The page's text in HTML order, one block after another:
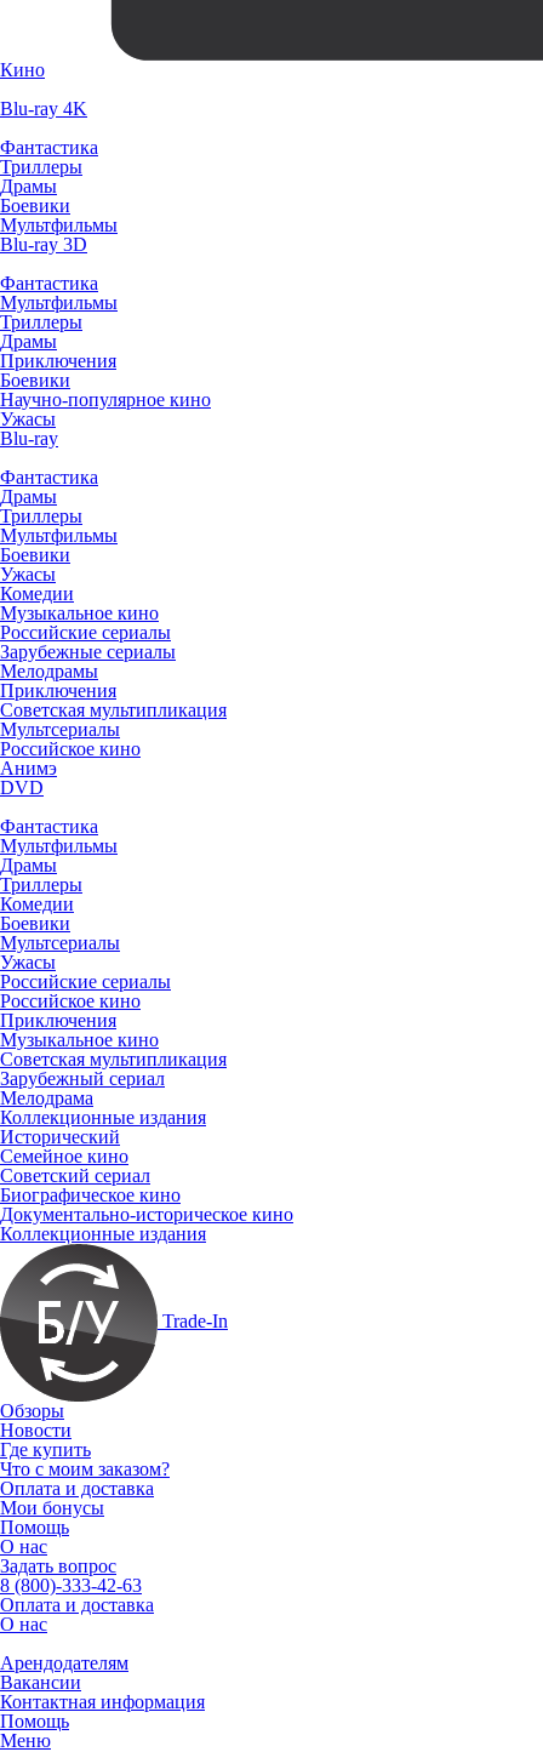
Кино
Blu-ray 4K
Фантастика
Триллеры
Драмы
Боевики
Мультфильмы
Blu-ray 3D
Фантастика
Мультфильмы
Триллеры
Драмы
Приключения
Боевики
Научно-популярное кино
Ужасы
Blu-ray
Фантастика
Драмы
Триллеры
Мультфильмы
Боевики
Ужасы
Комедии
Музыкальное кино
Российские сериалы
Зарубежные сериалы
Мелодрамы
Приключения
Советская мультипликация
Мультсериалы
Российское кино
Анимэ
DVD
Фантастика
Мультфильмы
Драмы
Триллеры
Комедии
Боевики
Мультсериалы
Ужасы
Российские сериалы
Российское кино
Приключения
Музыкальное кино
Советская мультипликация
Зарубежный сериал
Мелодрама
Коллекционные издания
Исторический
Семейное кино
Советский сериал
Биографическое кино
Документально-историческое кино
Коллекционные издания
Trade-In
Обзоры
Новости
Где купить
Что с моим заказом?
Оплата и доставка
Мои бонусы
Помощь
О нас
Задать вопрос
8 (800)-333-42-63
Оплата и доставка
О нас
Арендодателям
Вакансии
Контактная информация
Помощь
Меню